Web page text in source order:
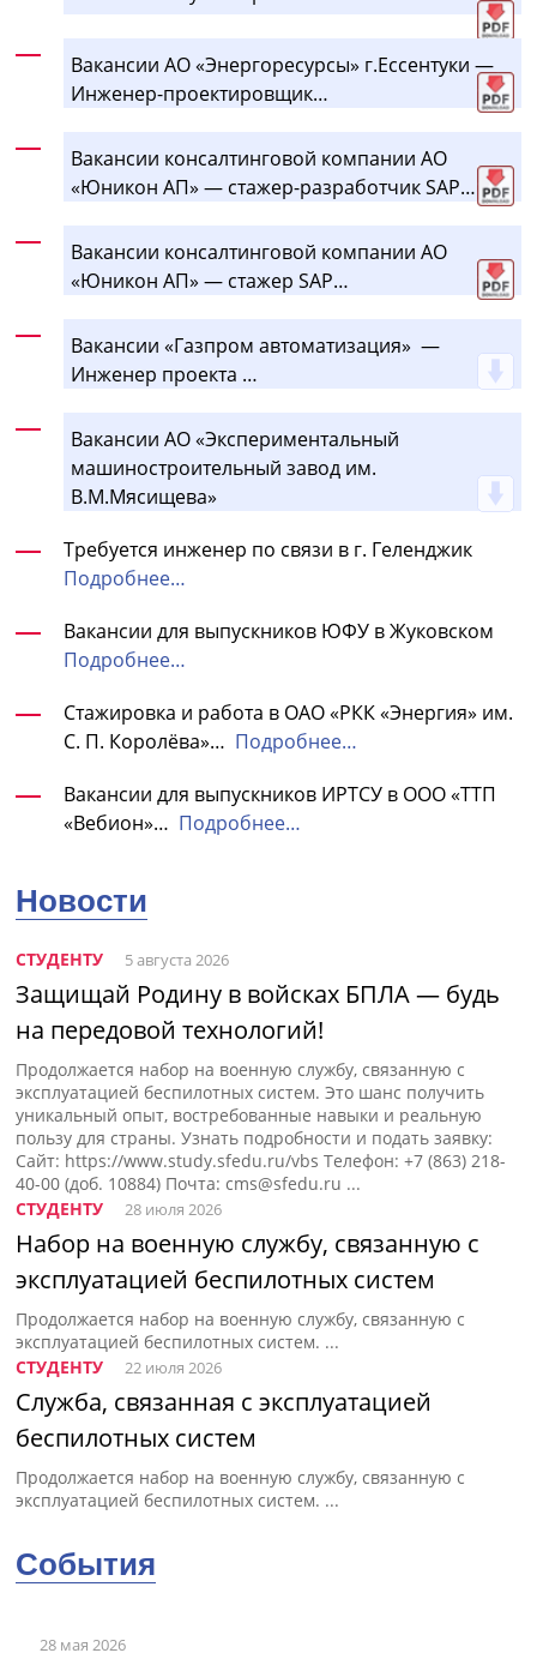
Вакансии АО «Энергоресурсы» г.Ессентуки —
Инженер-проектировщик…
Вакансии консалтинговой компании АО
«Юникон АП» — стажер-разработчик SAP…
Вакансии консалтинговой компании АО
«Юникон АП» — стажер SAP…
Вакансии «Газпром автоматизация» —
Инженер проекта …
Вакансии АО «Экспериментальный
машиностроительный завод им.
В.М.Мясищева»
Требуется инженер по связи в г. Геленджик
Подробнее…
Вакансии для выпускников ЮФУ в Жуковском
Подробнее…
Стажировка и работа в ОАО «РКК «Энергия» им.
С. П. Королёва»… Подробнее…
Вакансии для выпускников ИРТСУ в ООО «ТТП
«Вебион»… Подробнее…
Новости
СТУДЕНТУ 5 августа 2026
Защищай Родину в войсках БПЛА — будь
на передовой технологий!
Продолжается набор на военную службу, связанную с
эксплуатацией беспилотных систем. Это шанс получить
уникальный опыт, востребованные навыки и реальную
пользу для страны. Узнать подробности и подать заявку:
Сайт: https://www.study.sfedu.ru/vbs Телефон: +7 (863) 218-
40-00 (доб. 10884) Почта:cms@sfedu.ru ...
СТУДЕНТУ
28 июля 2026
Набор на военную службу, связанную с
эксплуатацией беспилотных систем
Продолжается набор на военную службу, связанную с
эксплуатацией беспилотных систем. ...
СТУДЕНТУ
22 июля 2026
Cлужба, связанная с эксплуатацией
беспилотных систем
Продолжается набор на военную службу, связанную с
эксплуатацией беспилотных систем. ...
События
28 мая 2026